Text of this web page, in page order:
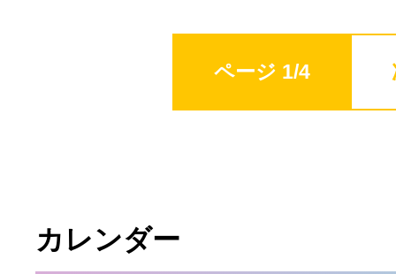
ページ 1/4
カレンダー